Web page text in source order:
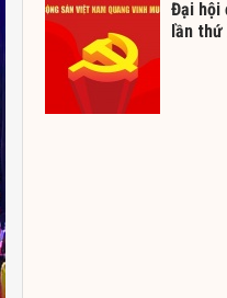
Đại hội
lần thứ